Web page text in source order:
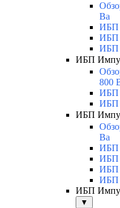
Ва
ИБП
ИБП
ИБП
ИБП
800
ИБП
ИБП
ИБП
Ва
ИБП
ИБП
ИБП
ИБП
ИБП
▼